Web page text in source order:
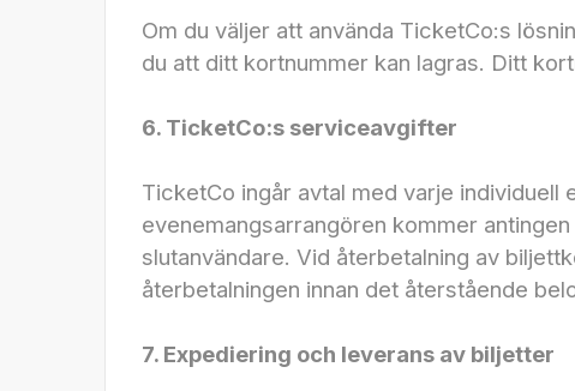
Om du väljer att använda TicketCo:s
du att ditt kortnummer kan lagras. Ditt
6. TicketCo:s serviceavgifter
TicketCo ingår avtal med varje
evenemangsarrangören kommer
slutanvändare. Vid återbetalning av
återbetalningen innan det återstående
7. Expediering och leverans av biljetter